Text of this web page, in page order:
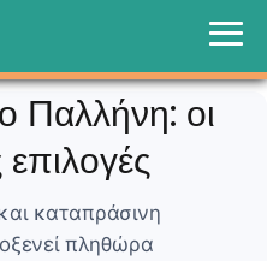
Παλλήνη: οι
καταπράσινη
πληθώρα